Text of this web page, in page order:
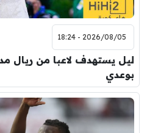
2026/08/05 - 18:24
ليل يستهدف لاعبا من ريال
بوعدي